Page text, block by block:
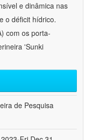
e dinâmica nas
o déficit hídrico.
com os porta-
'Sunki
de Pesquisa